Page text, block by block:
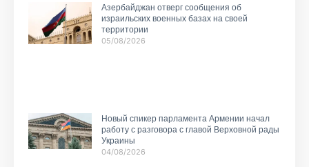
Азербайджан отверг сообщения об
израильских военных базах на своей
территории
05/08/2026
Новый спикер парламента Армении начал
работу с разговора с главой Верховной рады
Украины
04/08/2026